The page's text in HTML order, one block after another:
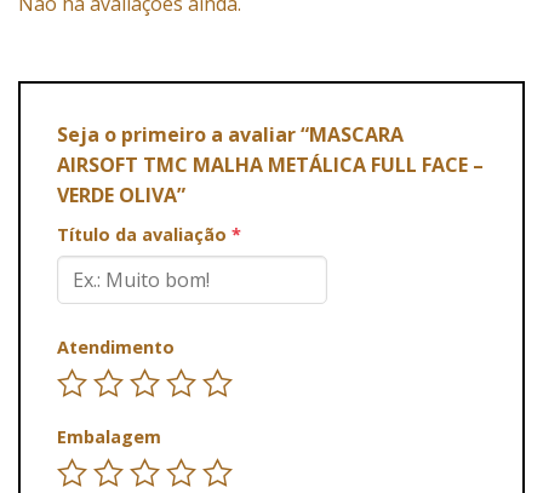
Seja o primeiro a avaliar “MASCARA
AIRSOFT TMC MALHA METÁLICA FULL FACE –
VERDE OLIVA”
Título da avaliação *
Atendimento
Embalagem